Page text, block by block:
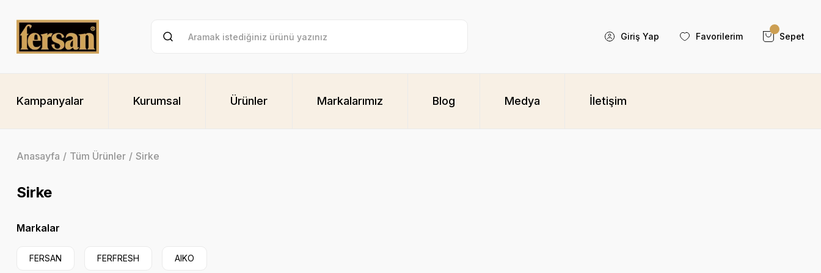
Giriş Yap Favorilerim Sepet
Kampanyalar Kurumsal Ürünler Markalarımız Blog Medya İletişim
Anasayfa Tüm Ürünler Sirke
Sirke
Markalar
FERSAN FERFRESH AIKO